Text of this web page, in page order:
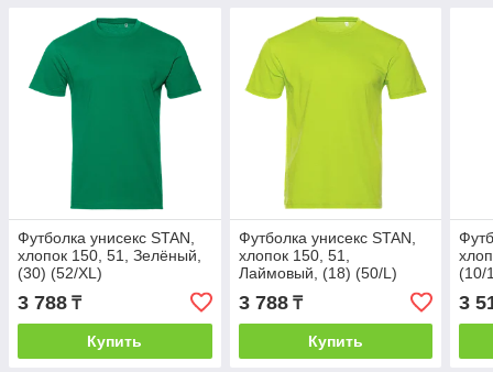
Футболка унисекс STAN,
хлопок 150, 51, Зелёный,
(30) (52/XL)
3 788 ₸
Купить
Футболка унисекс STAN,
хлопок 150, 51,
Лаймовый, (18) (50/L)
3 788₸
Купить
(10/
3